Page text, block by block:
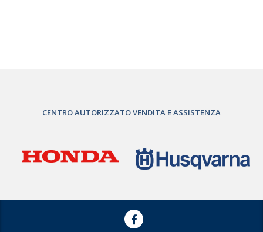
CENTRO AUTORIZZATO VENDITA E ASSISTENZA